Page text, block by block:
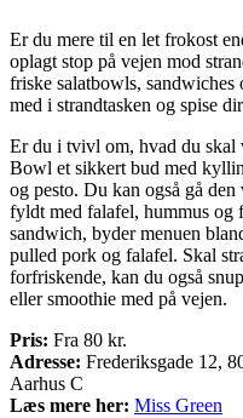
Er du mere til en let frokost
oplagt stop på vejen mod
friske salatbowls, sandwiches
med i strandtasken og spise
Er du i tvivl om, hvad du skal
Bowl et sikkert bud med
og pesto. Du kan også gå
fyldt med falafel, hummus og
sandwich, byder menuen
pulled pork og falafel. Skal
forfriskende, kan du også
eller smoothie med på vejen.
Pris: Fra 80 kr.
Adresse: Frederiksgade 12,
Aarhus C
Læs mere her: Miss Green